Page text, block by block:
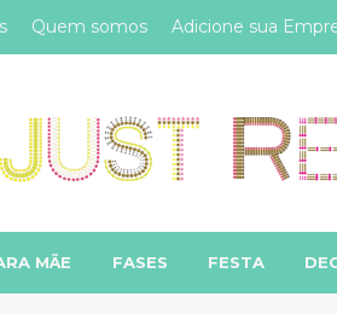
Quem somos Adicione sua
MÃE FASES FESTA